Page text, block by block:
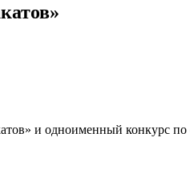
и одноименный конкурс по